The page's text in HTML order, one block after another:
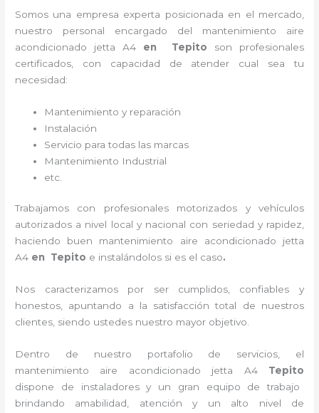
Somos una empresa experta posicionada en el mercado,
nuestro personal encargado del mantenimiento aire
acondicionado jetta A4 en Tepito
son profesionales
certificados, con capacidad de atender cual sea tu
necesidad:
Mantenimiento y reparación
Instalación
Servicio para todas las marcas
Mantenimiento Industrial
etc.
Trabajamos con profesionales motorizados y vehículos
autorizados a nivel local y nacional con seriedad y rapidez,
haciendo buen mantenimiento aire acondicionado jetta
A4 en Tepito e instalándolos si es el caso.
Nos caracterizamos por ser cumplidos, confiables y
honestos, apuntando a la satisfacción total de nuestros
clientes, siendo ustedes nuestro mayor objetivo.
Dentro de nuestro portafolio de servicios, el
mantenimiento aire acondicionado jetta A4Tepito
dispone de instaladores y un gran equipo de trabajo
brindando amabilidad, atención y un alto nivel de